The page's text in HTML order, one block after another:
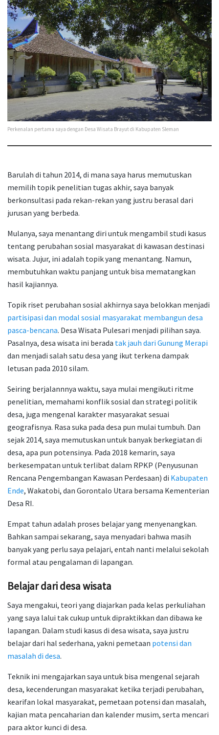
Perkenalan pertama saya dengan Desa Wisata Brayut di Kabupaten Sleman
Barulah di tahun 2014, di mana saya harus memutuskan
memilih topik penelitian tugas akhir, saya banyak
berkonsultasi pada rekan-rekan yang justru berasal dari
jurusan yang berbeda.
Mulanya, saya menantang diri untuk mengambil studi kasus
tentang perubahan sosial masyarakat di kawasan destinasi
wisata. Jujur, ini adalah topik yang menantang. Namun,
membutuhkan waktu panjang untuk bisa mematangkan
hasil kajiannya.
Topik riset perubahan sosial akhirnya saya belokkan menjadi
partisipasi dan modal sosial masyarakat membangun desa
pasca-bencana. Desa Wisata Pulesari menjadi pilihan saya.
Pasalnya, desa wisata ini berada tak jauh dari Gunung Merapi
dan menjadi salah satu desa yang ikut terkena dampak
letusan pada 2010 silam.
Seiring berjalannnya waktu, saya mulai mengikuti ritme
penelitian, memahami konflik sosial dan strategi politik
desa, juga mengenal karakter masyarakat sesuai
geografisnya. Rasa suka pada desa pun mulai tumbuh. Dan
sejak 2014, saya memutuskan untuk banyak berkegiatan di
desa, apa pun potensinya. Pada 2018 kemarin, saya
berkesempatan untuk terlibat dalam RPKP (Penyusunan
Rencana Pengembangan Kawasan Perdesaan) di Kabupaten
Ende, Wakatobi, dan Gorontalo Utara bersama Kementerian
Desa RI.
Empat tahun adalah proses belajar yang menyenangkan.
Bahkan sampai sekarang, saya menyadari bahwa masih
banyak yang perlu saya pelajari, entah nanti melalui sekolah
formal atau pengalaman di lapangan.
Belajar dari desa wisata
Saya mengakui, teori yang diajarkan pada kelas perkuliahan
yang saya lalui tak cukup untuk dipraktikkan dan dibawa ke
lapangan. Dalam studi kasus di desa wisata, saya justru
belajar dari hal sederhana, yakni pemetaan potensi dan
masalah di desa.
Teknik ini mengajarkan saya untuk bisa mengenal sejarah
desa, kecenderungan masyarakat ketika terjadi perubahan,
kearifan lokal masyarakat, pemetaan potensi dan masalah,
kajian mata pencaharian dan kalender musim, serta mencari
para aktor kunci di desa.